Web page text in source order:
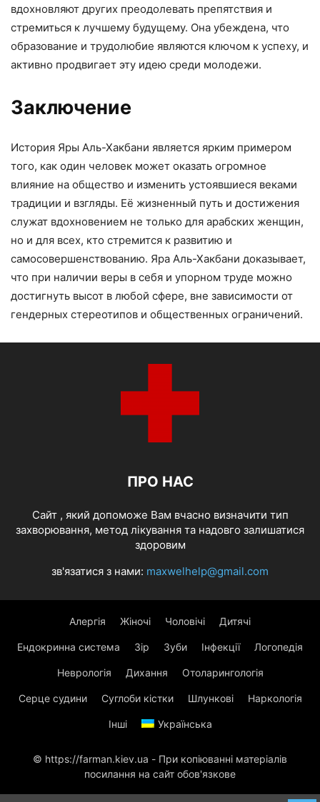
вдохновляют других преодолевать препятствия и
стремиться к лучшему будущему. Она убеждена, что
образование и трудолюбие являются ключом к успеху, и
активно продвигает эту идею среди молодежи.
Заключение
История Яры Аль-Хакбани является ярким примером
того, как один человек может оказать огромное
влияние на общество и изменить устоявшиеся веками
традиции и взгляды. Её жизненный путь и достижения
служат вдохновением не только для арабских женщин,
но и для всех, кто стремится к развитию и
самосовершенствованию. Яра Аль-Хакбани доказывает,
что при наличии веры в себя и упорном труде можно
достигнуть высот в любой сфере, вне зависимости от
гендерных стереотипов и общественных ограничений.
ПРО НАС
Cайт , який допоможе Вам вчасно визначити тип
захворювання, метод лікування та надовго залишатися
здоровим
зв'язатися з нами: maxwelhelp@gmail.com
Алергія Жіночі Чоловічі Дитячі
Ендокринна система Зір Зуби Інфекції Логопедія
Неврологія Дихання Отоларингологія
Серце судини Суглоби кістки Шлункові Наркологія
Інші Українська
© https://farman.kiev.ua - При копіюванні матеріалів
посилання на сайт обов'язкове